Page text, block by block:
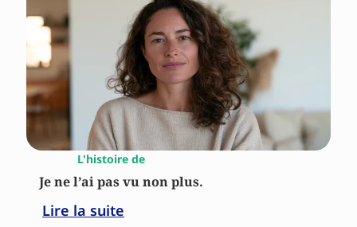
L'histoire de
Je ne l’ai pas vu non plus.
Lire la suite